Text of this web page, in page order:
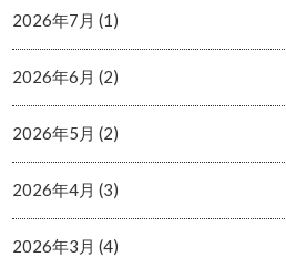
2026年7月 (1)
2026年6月 (2)
2026年5月 (2)
2026年4月 (3)
2026年3月 (4)